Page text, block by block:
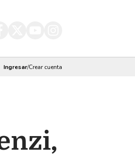
Ingresar/Crear cuenta